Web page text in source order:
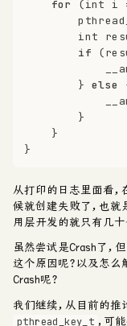
for
(int i
int
if
        }
else
        }
    }
}
从打印的日志里面看，
候就创建失败了，也就
用层开发的就只有几十
虽然尝试是Crash了，
这个原因呢？以及怎么
Crash呢？
我们继续，从目前的推
pthread_key_t , 可